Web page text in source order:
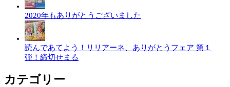
2020年もありがとうございました
読んであてよう！リリアーネ、ありがとうフェア 第１
弾！締切せまる
カテゴリー